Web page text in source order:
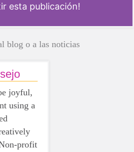
esta publicación!
blog o a las noticias
joyful,
using a
profit